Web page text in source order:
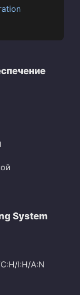
System
I:H/A:N